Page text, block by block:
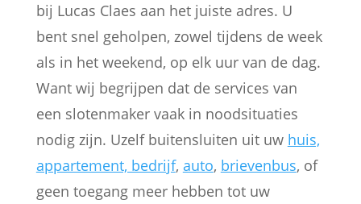
bij Lucas Claes aan het juiste adres. U
bent snel geholpen, zowel tijdens de week
als in het weekend, op elk uur van de dag.
Want wij begrijpen dat de services van
een slotenmaker vaak in noodsituaties
nodig zijn. Uzelf buitensluiten uit uw huis,
appartement, bedrijf, auto, brievenbus, of
geen toegang meer hebben tot uw